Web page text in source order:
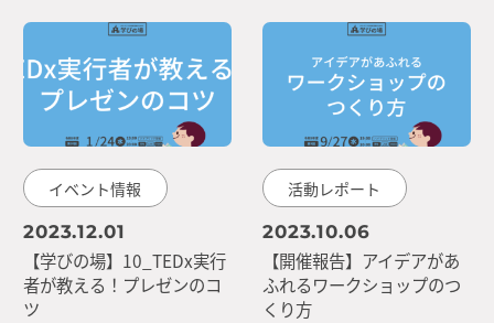
イベント情報
2023.12.01
【学びの場】10_TEDx実行
者が教える！プレゼンのコ
ツ
活動レポート
2023.10.06
【開催報告】アイデアがあ
ふれるワークショップのつ
くり方